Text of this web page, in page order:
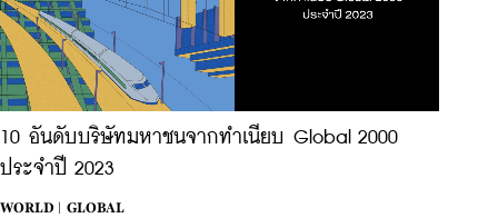
10 อันดับบริษัทมหาชนจากทำเนียบ Global 2000
ประจำปี 2023
WORLD |
GLOBAL